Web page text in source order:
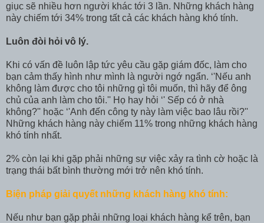
giục sẽ nhiều hơn người khác tới 3 lần. Những khách hàng
này chiếm tới 34% trong tất cả các khách hàng khó tính.
Luôn đòi hỏi vô lý.
Khi có vấn đề luôn lập tức yêu cầu gặp giám đốc, làm cho
bạn cảm thấy hình như mình là người ngớ ngẩn. ‘'Nếu anh
không làm được cho tôi những gì tôi muốn, thì hãy để ông
chủ của anh làm cho tôi.'' Họ hay hỏi ‘' Sếp có ở nhà
không?'' hoặc ‘'Anh đến công ty này làm việc bao lâu rồi?''
Những khách hàng này chiếm 11% trong những khách hàng
khó tính nhất.
2% còn lại khi gặp phải những sự việc xảy ra tình cờ hoặc là
trạng thái bất bình thường mới trở nên khó tính.
Biện pháp giải quyết những khách hàng khó tính:
Nếu như bạn gặp phải những loại khách hàng kể trên, bạn